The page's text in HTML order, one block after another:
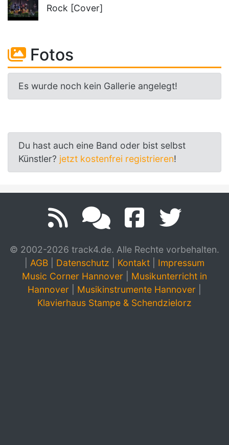
Rock [Cover]
Fotos
Es wurde noch kein Gallerie angelegt!
Du hast auch eine Band oder bist selbst
Künstler? jetzt kostenfrei registrieren!
© 2002-2026 track4.de. Alle Rechte vorbehalten.
AGB Datenschutz Kontakt
Impressum
Music Corner Hannover
Musikunterricht in
Hannover
Musikinstrumente Hannover
Klavierhaus Stampe & Schendzielorz